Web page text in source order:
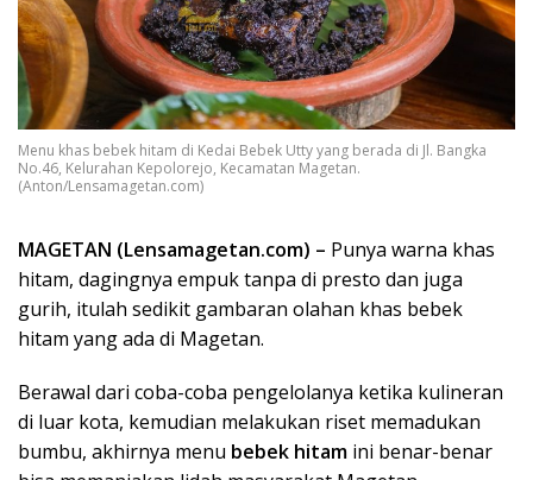
Menu khas bebek hitam di Kedai Bebek Utty yang berada di Jl. Bangka
No.46, Kelurahan Kepolorejo, Kecamatan Magetan.
(Anton/Lensamagetan.com)
MAGETAN (Lensamagetan.com) – Punya warna khas
hitam, dagingnya empuk tanpa di presto dan juga
gurih, itulah sedikit gambaran olahan khas bebek
hitam yang ada di Magetan.
Berawal dari coba-coba pengelolanya ketika kulineran
di luar kota, kemudian melakukan riset memadukan
bumbu, akhirnya menu bebek hitam ini benar-benar